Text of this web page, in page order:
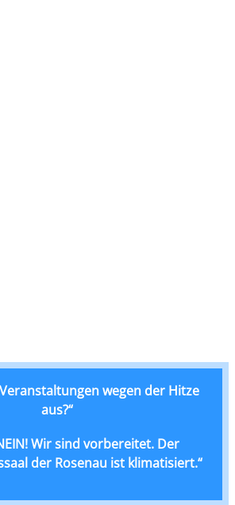
wegen der Hitze
aus?“
Wir sind vorbereitet. Der
der Rosenau ist klimatisiert.“